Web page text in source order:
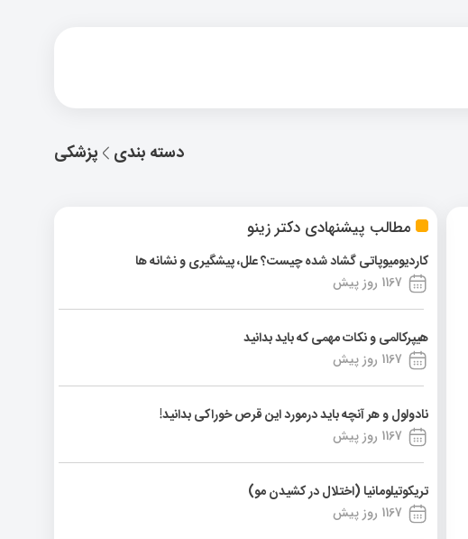
پزشکی دسته بندی
مطالب پیشنهادی دکتر زینو
کاردیومیوپاتی گشاد شده چیست؟ علل، پیشگیری و نشانه ها
1167 روز پیش
هیپرکالمی و نکات مهمی که باید بدانید
1167 روز پیش
نادولول و هر آنچه باید درمورد این قرص خوراکی بدانید!
1167 روز پیش
تریکوتیلومانیا (اختلال در کشیدن مو)
1167 روز پیش